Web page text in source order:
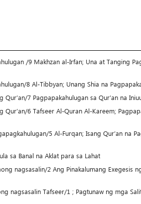
/9 Makhzan al-Irfan; Una at Tanging
8 Al-Tibbyan; Unang Shia na
7 Pagpapakahulugan sa Qur’an na
6 Tafseer Al-Quran Al-Kareem;
5 Al-Furqan; Isang Qur’an na
sa Banal na Aklat para sa Lahat
nagsasalin/2 Ang Pinakalumang Exegesis
nagsasalin Tafseer/1 ; Pagtunaw ng mga